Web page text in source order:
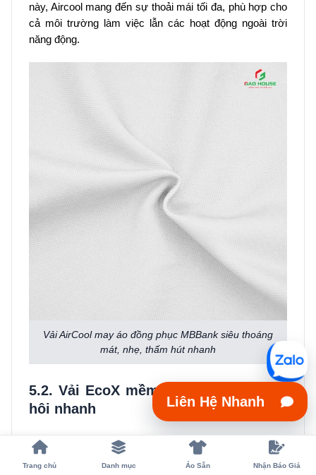
này, Aircool mang đến sự thoải mái tối đa, phù hợp cho
cả môi trường làm việc lẫn các hoạt động ngoài trời
năng động.
Vải AirCool may áo đồng phục MBBank siêu thoáng
mát, nhẹ, thấm hút nhanh
5.2. Vải EcoX mềm mại, thấm hút mồ
hôi nhanh
Vải EcoX (cotton 4 chiều) có độ mềm mại cao, thoáng
khí và khả năng thấm hút mồ hôi vượt trội nhờ được
Trang chủ Danh mục Áo Sẵn Nhận Báo Giá
Liên Hệ Nhanh